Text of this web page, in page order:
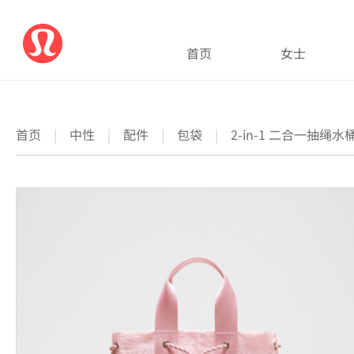
首页 女士
首页 | 中性 | 配件 | 包袋 | 2-in-1 二合一抽绳水